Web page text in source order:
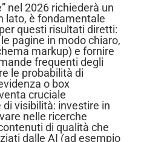
nel 2026 richiederà un
lato, è fondamentale
per questi risultati diretti:
pagine in modo chiaro,
markup) e fornire
frequenti degli
le probabilità di
o box
cruciale
visibilità: investire in
nelle ricerche
di qualità che
dalle AI (ad esempio